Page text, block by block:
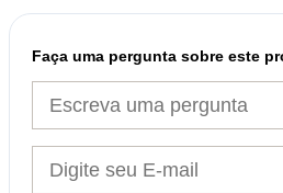
Faça uma pergunta sobre este